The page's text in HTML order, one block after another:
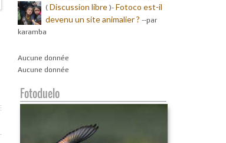
( Discussion libre)- Fotoco est-il
devenu un site animalier ? --par
karamba
Aucune donnée
Aucune donnée
Fotoduelo